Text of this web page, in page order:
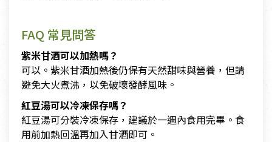
FAQ 常見問答
紫米甘酒可以加熱嗎？
可以。紫米甘酒加熱後仍保有天然甜味與營養，但請
避免大火煮沸，以免破壞發酵風味。
紅豆湯可以冷凍保存嗎？
紅豆湯可分裝冷凍保存，建議於一週內食用完畢。食
用前加熱回溫再加入甘酒即可。